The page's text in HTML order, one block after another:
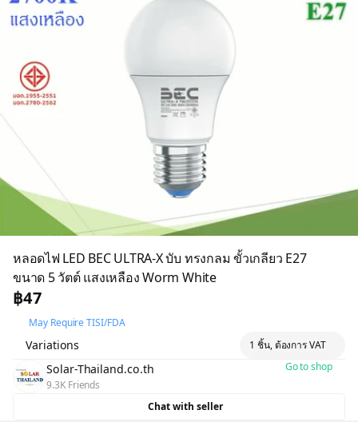
หลอดไฟ LED BEC ULTRA-X บับ ทรงกลม ขั้วเกลียว E27
ขนาด 5 วัตต์ แสงเหลือง Worm White
฿47
May Require TISI/FDA
Variations 1 ชิ้น, ต้องการ VAT
Solar-Thailand.co.th
9.3K Friends
Go to shop
Chat with seller